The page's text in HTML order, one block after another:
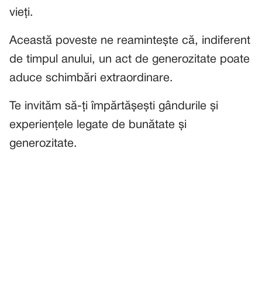
vieți.
Această poveste ne reamintește că, indiferent
de timpul anului, un act de generozitate poate
aduce schimbări extraordinare.
Te invităm să-ți împărtășești gândurile și
experiențele legate de bunătate și
generozitate.